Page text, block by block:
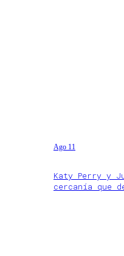
Ago 11
Katy Perry y
cercanía que